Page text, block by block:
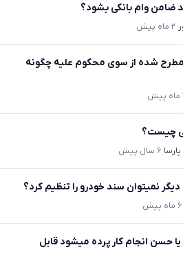
ضامن وام بانکی بشود؟
۲ ماه پیش
مطرح شده از سوی محکوم علیه چگونه
۶ سال پیش
نمیتوان سند خودرو را تنظیم کرد؟
۶ ماه پیش
حسن انجام کار پرده میشود قابل